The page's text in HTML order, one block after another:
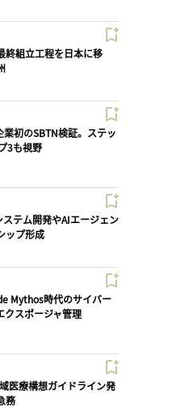
終組立工程を日本に移
業初のSBTN検証。ステッ
3も視野
ステム開発やAIエージェン
ップ形成
Mythos時代のサイバー
クスポージャ管理
医療構想ガイドライン発
務